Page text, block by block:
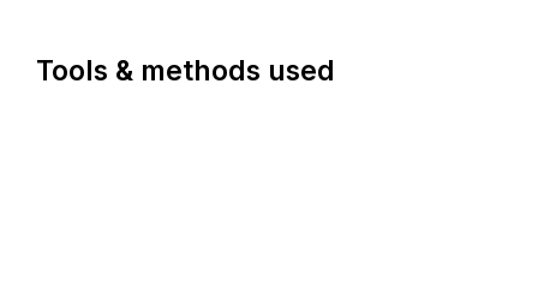
Tools & methods used